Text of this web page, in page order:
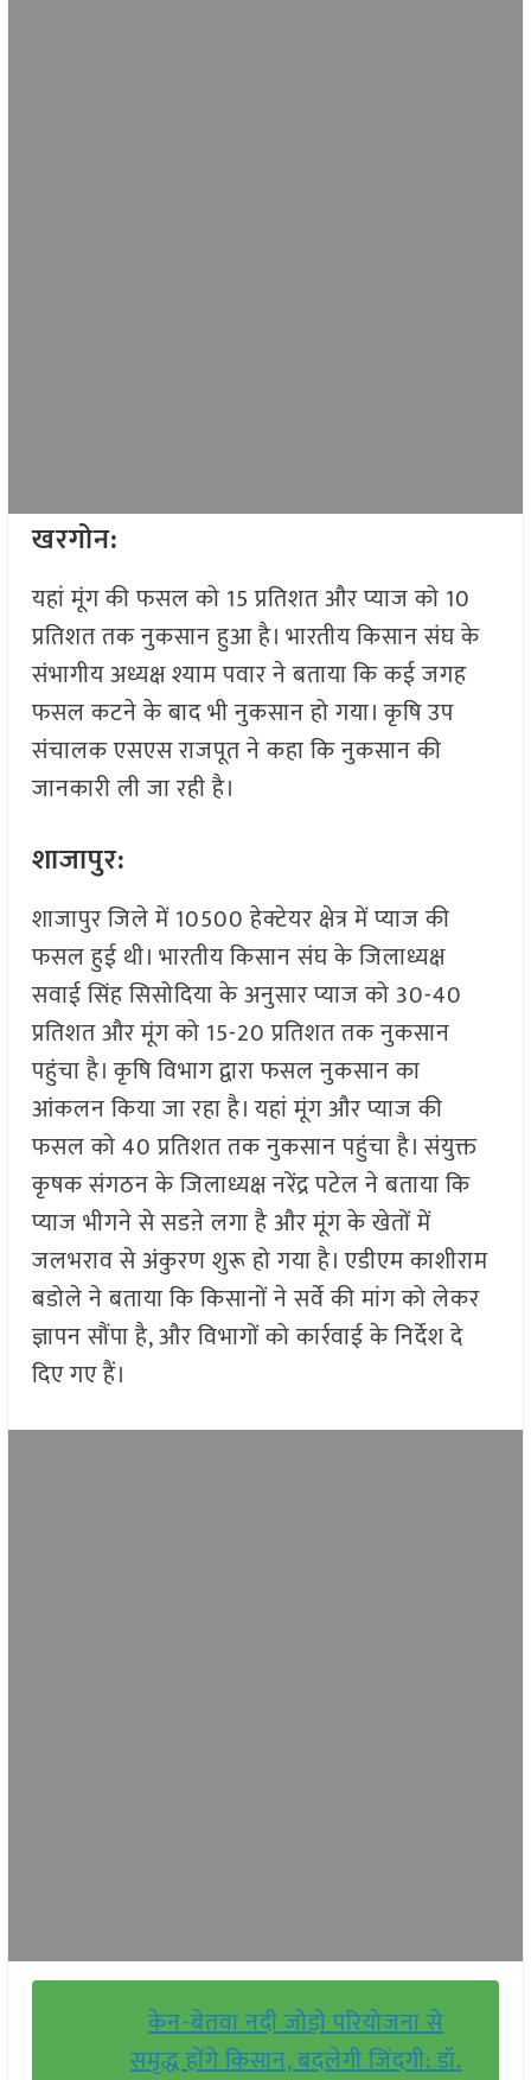
खरगोन:
यहां मूंग की फसल को 15 प्रतिशत और प्याज को 10
प्रतिशत तक नुकसान हुआ है। भारतीय किसान संघ के
संभागीय अध्यक्ष श्याम पवार ने बताया कि कई जगह
फसल कटने के बाद भी नुकसान हो गया। कृषि उप
संचालक एसएस राजपूत ने कहा कि नुकसान की
जानकारी ली जा रही है।
शाजापुर:
शाजापुर जिले में 10500 हेक्टेयर क्षेत्र में प्याज की
फसल हुई थी। भारतीय किसान संघ के जिलाध्यक्ष
सवाई सिंह सिसोदिया के अनुसार प्याज को 30-40
प्रतिशत और मूंग को 15-20 प्रतिशत तक नुकसान
पहुंचा है। कृषि विभाग द्वारा फसल नुकसान का
आंकलन किया जा रहा है। यहां मूंग और प्याज की
फसल को 40 प्रतिशत तक नुकसान पहुंचा है। संयुक्त
कृषक संगठन के जिलाध्यक्ष नरेंद्र पटेल ने बताया कि
प्याज भीगने से सडऩे लगा है और मूंग के खेतों में
जलभराव से अंकुरण शुरू हो गया है। एडीएम काशीराम
बडोले ने बताया कि किसानों ने सर्वे की मांग को लेकर
ज्ञापन सौंपा है, और विभागों को कार्रवाई के निर्देश दे
दिए गए हैं।
केन-बेतवा नदी जोड़ो परियोजना से
समृद्ध होंगे किसान, बदलेगी जिंदगी: डॉ.